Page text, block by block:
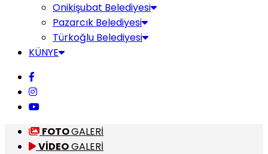
Onikişubat Belediyesi
Pazarcık Belediyesi
Türkoğlu Belediyesi
KÜNYE
FOTOGALERİ
VİDEOGALERİ